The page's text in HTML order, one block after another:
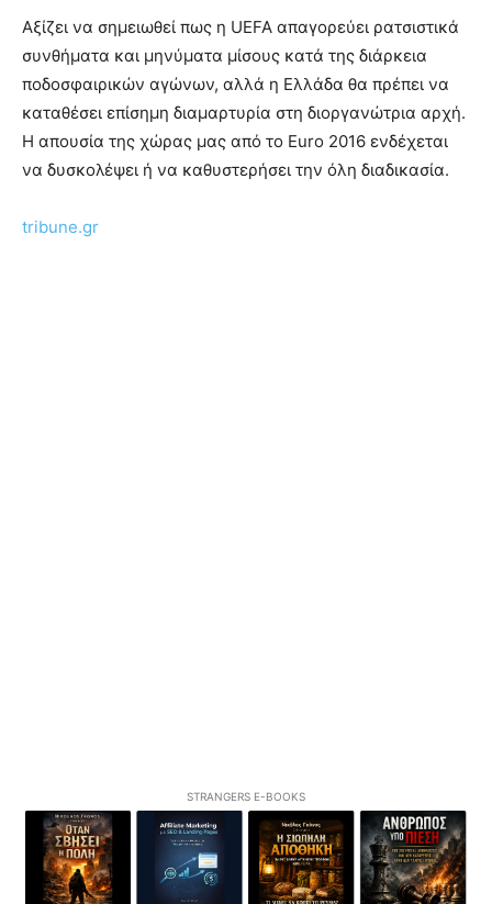
Αξίζει να σημειωθεί πως η UEFA απαγορεύει ρατσιστικά
συνθήματα και μηνύματα μίσους κατά της διάρκεια
ποδοσφαιρικών αγώνων, αλλά η Ελλάδα θα πρέπει να
καταθέσει επίσημη διαμαρτυρία στη διοργανώτρια αρχή.
Η απουσία της χώρας μας από το Euro 2016 ενδέχεται
να δυσκολέψει ή να καθυστερήσει την όλη διαδικασία.
tribune.gr
STRANGERS E-BOOKS